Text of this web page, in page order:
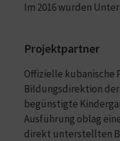
Im 2016 wurden
Projektpartner
Offizielle kubanische
Bildungsdirektion der
begünstigte
Ausführung oblag
direkt unterstellten